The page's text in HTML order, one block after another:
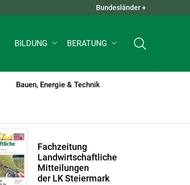
QUICK LINKS +
Bundesländer +
BILDUNG BERATUNG
Bauen, Energie & Technik
Fachzeitung
Landwirtschaftliche
Mitteilungen
der LK Steiermark